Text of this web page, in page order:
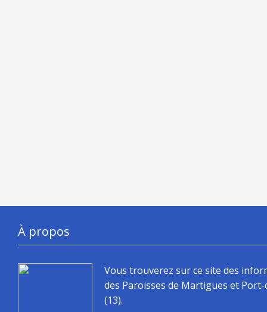
À propos
Vous trouverez sur ce site des
des Paroisses de Martigues et
(13).